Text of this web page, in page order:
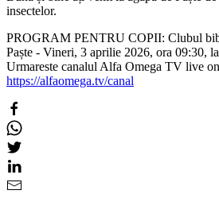
insectelor.
PROGRAM PENTRU COPII: Clubul
Paște - Vineri, 3 aprilie 2026, ora 09:30,
Urmareste canalul Alfa Omega TV live
https://alfaomega.tv/canal